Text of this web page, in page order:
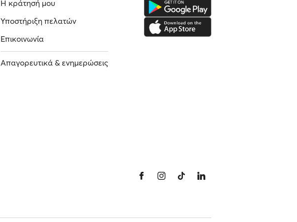
Η κράτησή μου
Υποστήριξη πελατών
Επικοινωνία
Απαγορευτικά & ενημερώσεις